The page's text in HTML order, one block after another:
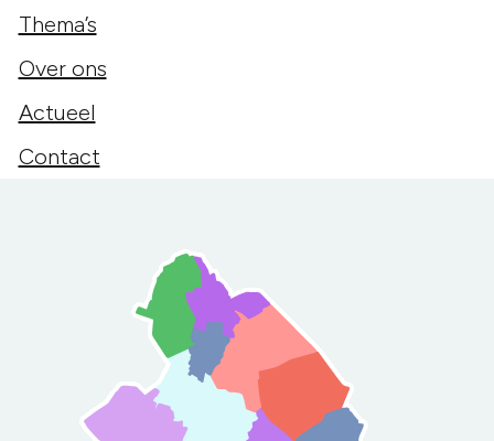
Thema’s
Over ons
Actueel
Contact